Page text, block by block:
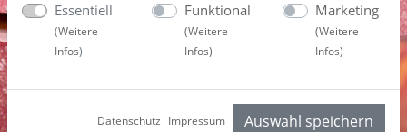
Essentiell
(Weitere
Infos)
Funktional
(Weitere
Infos)
Marketing
(Weitere
Infos)
Datenschutz Impressum Auswahl speichern